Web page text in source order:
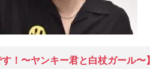
！〜ヤンキー君と白杖ガール〜】